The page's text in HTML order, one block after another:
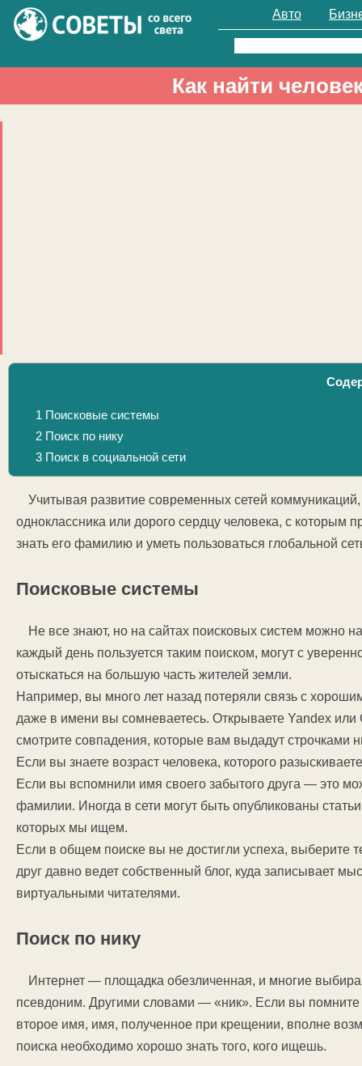
Авто
Найти:
Как найти
1 Поисковые системы
2Поиск по нику
3Поиск в социальной сети
Учитывая развитие современных сетей
одноклассника или дорого сердцу человека, с которым
знать его фамилию и уметь пользоваться глобальной
Поисковые системы
Не все знают, но на сайтах поисковых систем можно
каждый день пользуется таким поиском, могут с
отыскаться на большую часть жителей земли.
Например, вы много лет назад потеряли связь с
даже в имени вы сомневаетесь. Открываете Yandex
смотрите совпадения, которые вам выдадут строчками
Если вы знаете возраст человека, которого
Если вы вспомнили имя своего забытого друга — это
фамилии. Иногда в сети могут быть опубликованы
которых мы ищем.
Если в общем поиске вы не достигли успеха,
друг давно ведет собственный блог, куда записывает
виртуальными читателями.
Поиск по нику
Интернет — площадка обезличенная, и многие
псевдоним. Другими словами — «ник». Если вы помните
второе имя, имя, полученное при крещении, вполне
поиска необходимо хорошо знать того, кого ищешь.